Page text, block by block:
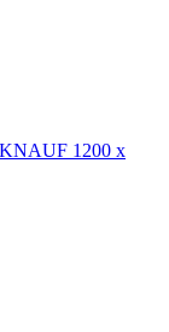
KNAUF 1200 х